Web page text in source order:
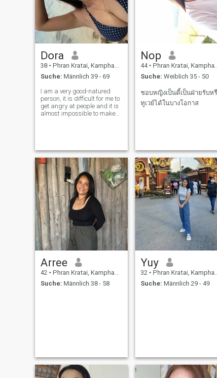
Dora
38 • Phran Kratai, Kamphaeng Phet, Thailand
Suche: Männlich 39 - 69
I am a very good-natured
person, it is difficult for me to
get angry at people and it is
almost impossible to make
only with those people who
always t
Nop
44 • Phran Kratai, Kamphaeng Phet, Thailand
Suche: Weiblich 35 - 50
ชอบหญิงเป็นดี้เป็นฝ่ายรับห
ทูเวย์ได้ในบางโอกาส
Arree
42 • Phran Kratai, Kamphaeng Phet, Thailand
Suche: Männlich 38 - 58
Yuy
32 • Phran Kratai, Kamphaeng Phet, Thailand
Suche: Männlich 29 - 49